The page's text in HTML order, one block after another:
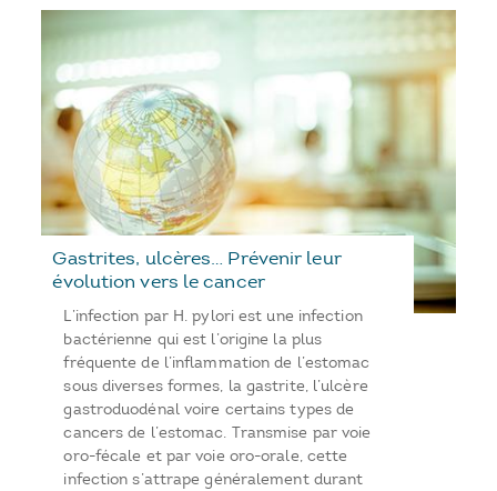
Gastrites, ulcères… Prévenir leur
évolution vers le cancer
L’infection par H. pylori est une infection
bactérienne qui est l’origine la plus
fréquente de l’inflammation de l’estomac
sous diverses formes, la gastrite, l’ulcère
gastroduodénal voire certains types de
cancers de l’estomac. Transmise par voie
oro-fécale et par voie oro-orale, cette
infection s’attrape généralement durant